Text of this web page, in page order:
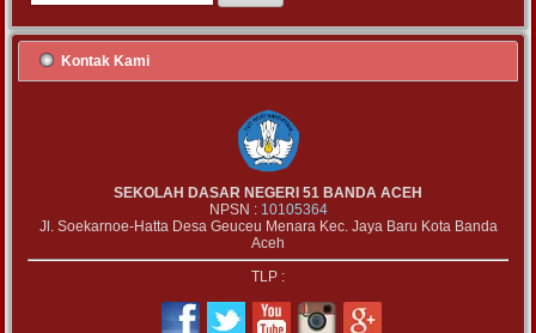
Kontak Kami
SEKOLAH DASAR NEGERI 51 BANDA ACEH
NPSN : 10105364
Jl. Soekarnoe-Hatta Desa Geuceu Menara Kec. Jaya Baru Kota Banda
Aceh
TLP :